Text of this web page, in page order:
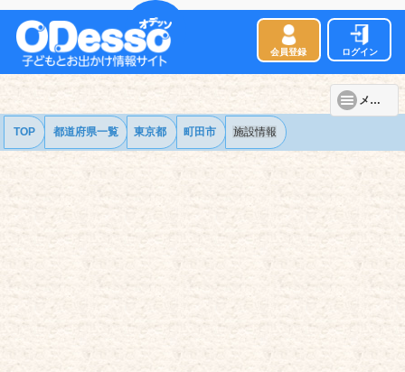
会員登録 ログイン
メニュー
TOP 都道府県一覧 東京都 町田市 施設情報